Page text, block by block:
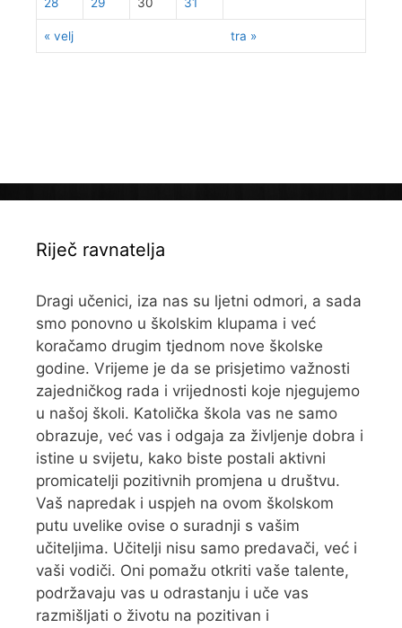
« velj tra »
Riječ ravnatelja
Dragi učenici, iza nas su ljetni odmori, a sada
smo ponovno u školskim klupama i već
koračamo drugim tjednom nove školske
godine. Vrijeme je da se prisjetimo važnosti
zajedničkog rada i vrijednosti koje njegujemo
u našoj školi. Katolička škola vas ne samo
obrazuje, već vas i odgaja za življenje dobra i
istine u svijetu, kako biste postali aktivni
promicatelji pozitivnih promjena u društvu.
Vaš napredak i uspjeh na ovom školskom
putu uvelike ovise o suradnji s vašim
učiteljima. Učitelji nisu samo predavači, već i
vaši vodiči. Oni pomažu otkriti vaše talente,
podržavaju vas u odrastanju i uče vas
razmišljati o životu na pozitivan i